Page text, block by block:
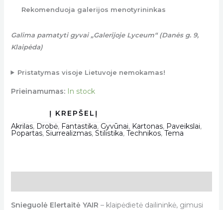
Rekomenduoja galerijos menotyrininkas
Galima pamatyti gyvai „Galerijoje Lyceum“ (Danės g. 9,
Klaipėda)
Pristatymas visoje Lietuvoje nemokamas!
Prieinamumas: In stock
Akrilas, Drobė, Fantastika, Gyvūnai, Kartonas, Paveikslai,
Popartas, Siurrealizmas, Stilistika, Technikos, Tema
Snieguolė Elertaitė YAIR – klaipėdietė dailininkė, gimusi